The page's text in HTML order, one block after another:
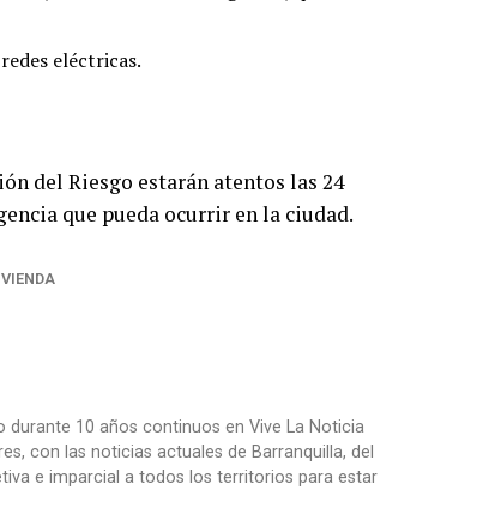
eléctricas.
del Riesgo estarán atentos las 24
que pueda ocurrir en la ciudad.
durante 10 años continuos en Vive La Noticia
con las noticias actuales de Barranquilla, del
e imparcial a todos los territorios para estar